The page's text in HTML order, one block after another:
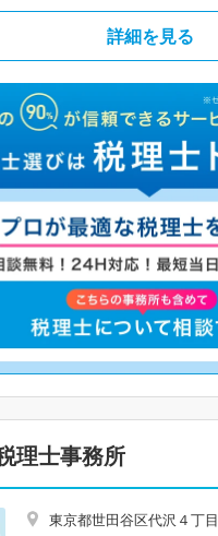
詳細を見る
理士事務所
東京都世田谷区代沢４丁目